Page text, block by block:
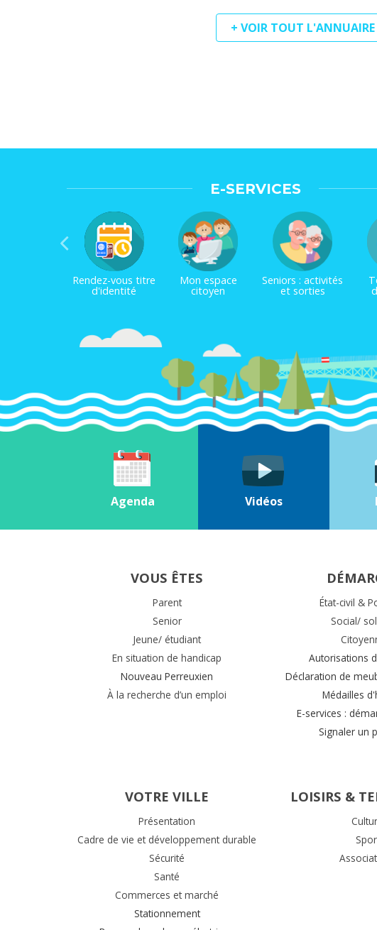
+ VOIR TOUT L'ANNUAIRE
E-SERVICES
Rendez-vous titre
d'identité
Mon espace
citoyen
Seniors : activités
et sorties
Agenda Vidéos
VOUS ÊTES
Parent
Senior
Jeune/ étudiant
En situation de handicap
Nouveau Perreuxien
À la recherche d’un emploi
État-civil &
Social/
Autorisations
Déclaration de
Médailles
E-services :
Signaler un
VOTRE VILLE
Présentation
Cadre de vie et développement durable
Sécurité
Santé
Commerces et marché
Stationnement
LOISIRS &